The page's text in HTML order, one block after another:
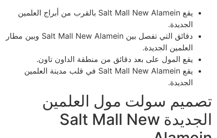
يقع Salt Mall New Alamein بالقرب من أبراج العلمين
الجديدة.
دقائق التي تفصل بين Salt Mall New Alamein وبين مطار
العلمين الجديدة.
يقع المول على بعد دقائق من منطقة الداون تاون.
يقع Salt Mall New Alamein في قلب مدينة العلمين
الجديدة.
تصميم سولت مول العلمين
الجديدة Salt Mall New